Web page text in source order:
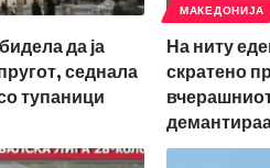
да ја
седнала
тупаници
МАКЕДОНИЈА
На ниту
скратено